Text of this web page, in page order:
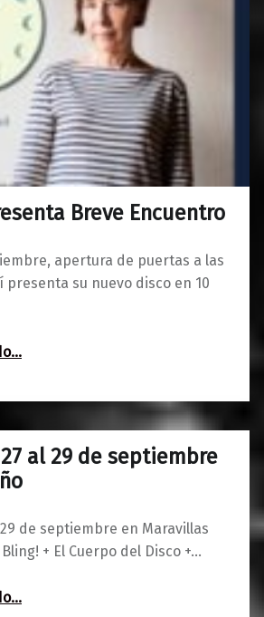
Breve Encuentro
apertura de puertas a las
presenta su nuevo disco en 10
…
al 29 de septiembre
de septiembre en Maravillas
Bling! + El Cuerpo del Disco +…
“Agenda del 27 al 29 de septiembre
Hola otoño”
…